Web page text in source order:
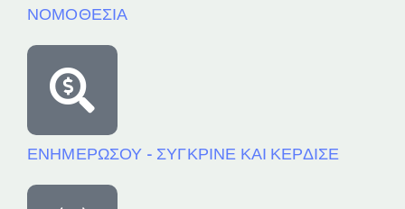
ΝΟΜΟΘΕΣΙΑ
ΕΝΗΜΕΡΩΣΟΥ - ΣΥΓΚΡΙΝΕ ΚΑΙ ΚΕΡΔΙΣΕ